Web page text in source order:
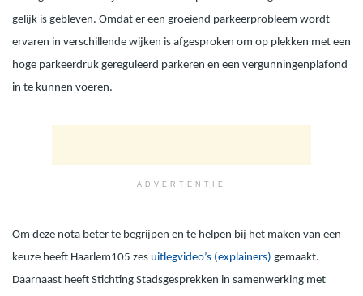
gelijk is gebleven. Omdat er een groeiend parkeerprobleem wordt
ervaren in verschillende wijken is afgesproken om op plekken met een
hoge parkeerdruk gereguleerd parkeren en een vergunningenplafond
in te kunnen voeren.
ADVERTENTIE
Om deze nota beter te begrijpen en te helpen bij het maken van een
keuze heeft Haarlem105 zes uitlegvideo’s (explainers) gemaakt.
Daarnaast heeft Stichting Stadsgesprekken in samenwerking met